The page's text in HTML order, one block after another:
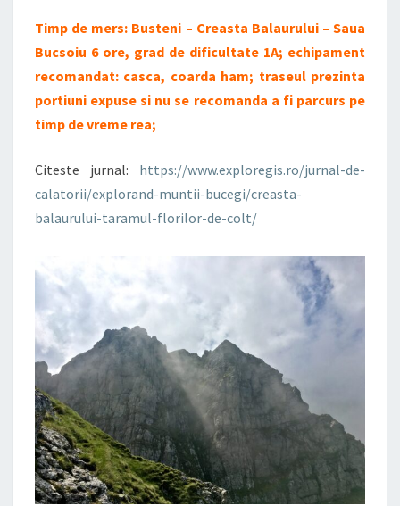
Timp de mers: Busteni – Creasta Balaurului – Saua
Bucsoiu 6 ore, grad de dificultate 1A; echipament
recomandat: casca, coarda ham; traseul prezinta
portiuni expuse si nu se recomanda a fi parcurs pe
timp de vreme rea;
Citeste jurnal: https://www.exploregis.ro/jurnal-de-
calatorii/explorand-muntii-bucegi/creasta-
balaurului-taramul-florilor-de-colt/